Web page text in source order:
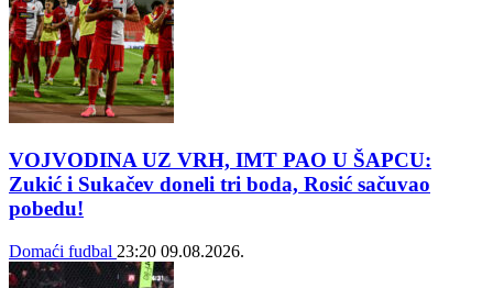
VOJVODINA UZ VRH, IMT PAO U ŠAPCU:
Zukić i Sukačev doneli tri boda, Rosić sačuvao
pobedu!
Domaći fudbal 23:20 09.08.2026.